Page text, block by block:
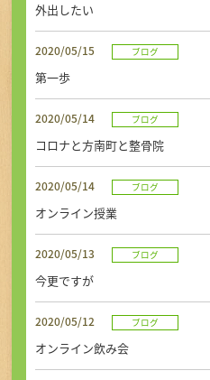
外出したい
2020/05/15 ブログ
第一歩
2020/05/14 ブログ
コロナと方南町と整骨院
2020/05/14 ブログ
オンライン授業
2020/05/13 ブログ
今更ですが
2020/05/12 ブログ
オンライン飲み会
アクセス
お問い合せ・ご予約